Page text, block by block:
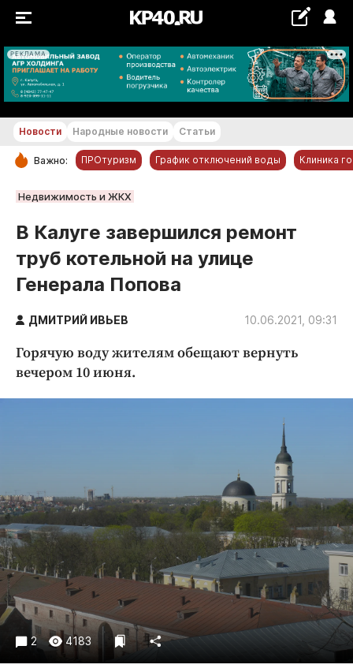
РЕКЛАМА
+22...+23 °С
РУБРИКИ
Новости компаний
Статьи
Народные новости
Авто и транспорт
Криминал
Праздники
Происшествия
Спорт
Экономика и бизнес
ПРОЕКТЫ
Блоги
Издания
Новости Народные новости Статьи
Важно: ПРОтуризм График отключений воды Клиника
Недвижимость и ЖКХ
В Калуге завершился ремонт
труб котельной на улице
Генерала Попова
ДМИТРИЙ ИВЬЕВ 10.06.2021, 09:31
Горячую воду жителям обещают вернуть
вечером 10 июня.
2 4183